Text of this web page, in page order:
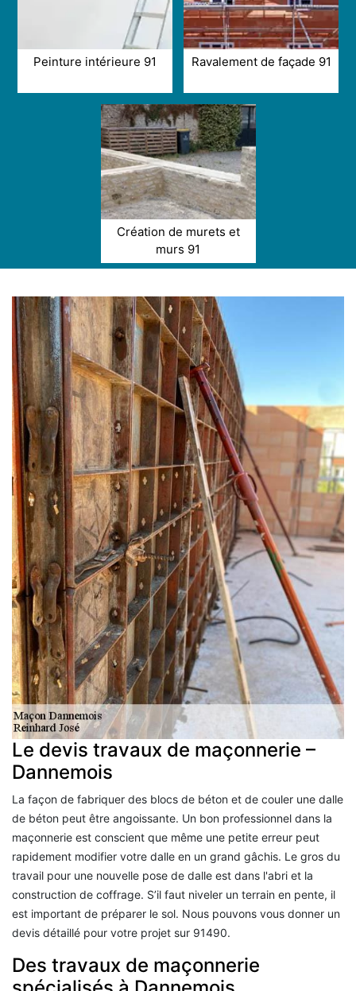
Peinture intérieure 91 Ravalement de façade 91
Création de murets et
murs 91
Le devis travaux de maçonnerie –
Dannemois
La façon de fabriquer des blocs de béton et de couler une dalle
de béton peut être angoissante. Un bon professionnel dans la
maçonnerie est conscient que même une petite erreur peut
rapidement modifier votre dalle en un grand gâchis. Le gros du
travail pour une nouvelle pose de dalle est dans l'abri et la
construction de coffrage. S’il faut niveler un terrain en pente, il
est important de préparer le sol. Nous pouvons vous donner un
devis détaillé pour votre projet sur 91490.
Des travaux de maçonnerie